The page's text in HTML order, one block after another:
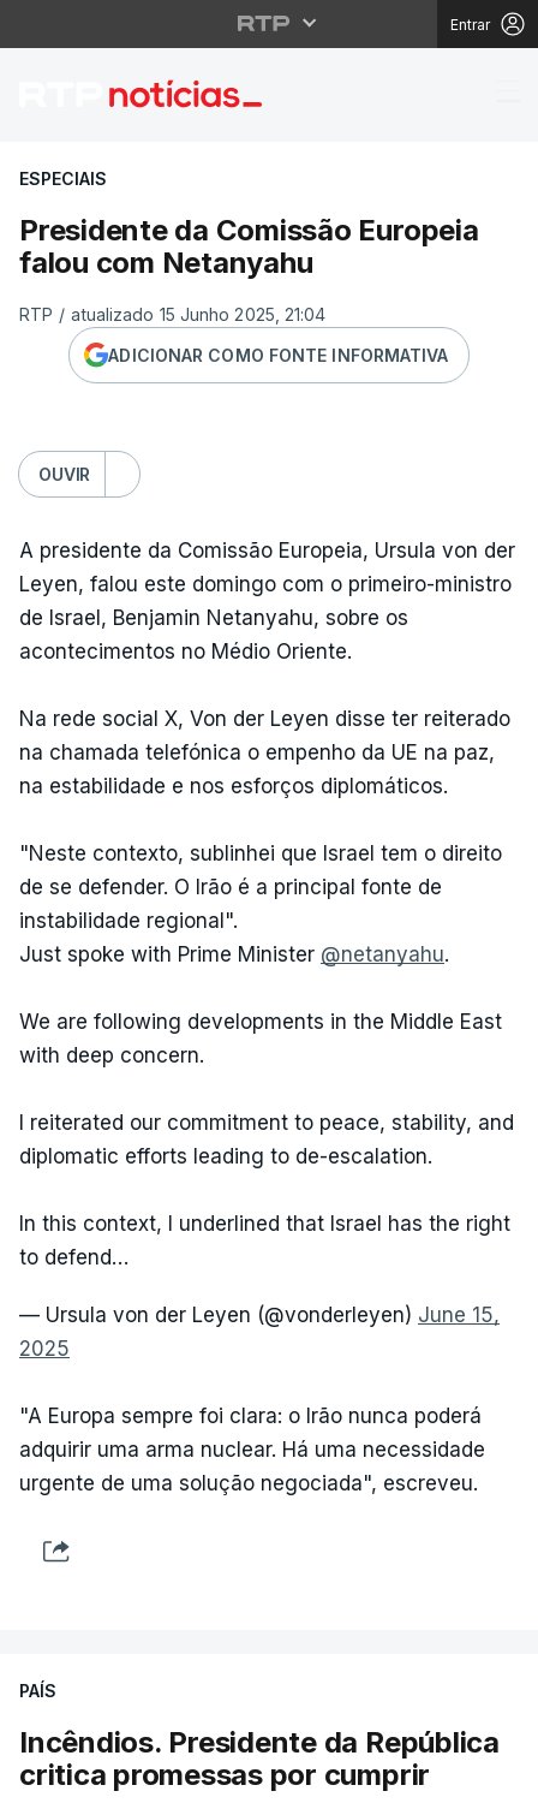
Entrar
Presidente da
ESPECIAIS
Presidente da Comissão Europeia
falou com Netanyahu
RTP / atualizado 15 Junho 2025, 21:04
ADICIONAR COMO FONTE INFORMATIVA
OUVIR
A presidente da Comissão Europeia, Ursula von der
Leyen, falou este domingo com o primeiro-ministro
de Israel, Benjamin Netanyahu, sobre os
acontecimentos no Médio Oriente.
Na rede social X, Von der Leyen disse ter reiterado
na chamada telefónica o empenho da UE na paz,
na estabilidade e nos esforços diplomáticos.
"Neste contexto, sublinhei que Israel tem o direito
de se defender. O Irão é a principal fonte de
instabilidade regional".
Just spoke with Prime Minister @netanyahu.
We are following developments in the Middle East
with deep concern.
I reiterated our commitment to peace, stability, and
diplomatic efforts leading to de-escalation.
In this context, I underlined that Israel has the right
to defend…
— Ursula von der Leyen (@vonderleyen) June 15,
2025
"A Europa sempre foi clara: o Irão nunca poderá
adquirir uma arma nuclear. Há uma necessidade
urgente de uma solução negociada", escreveu.
PAÍS
Incêndios. Presidente da República
critica promessas por cumprir